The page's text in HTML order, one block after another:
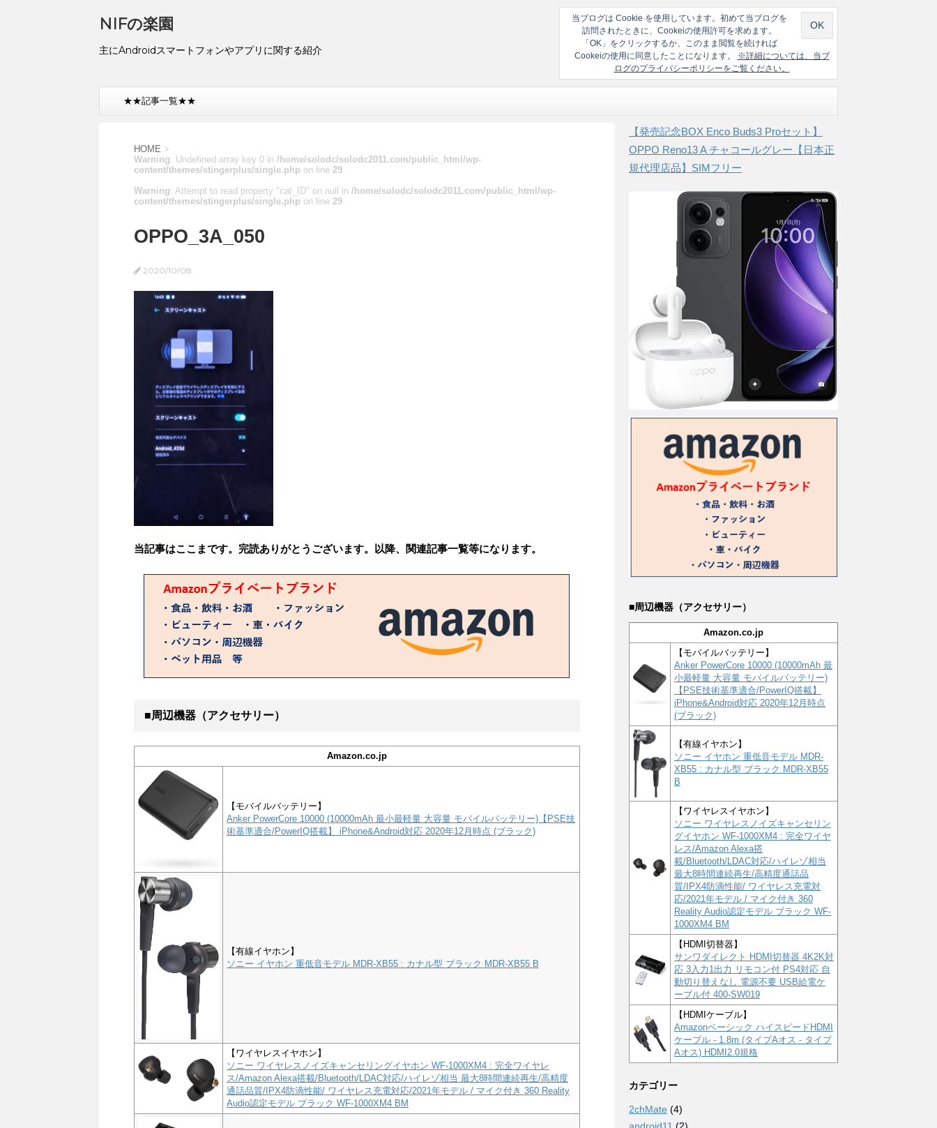
NIFの楽園
主にAndroidスマートフォンやアプリに関する紹介
当ブログは Cookie を使用しています。初めて当ブログを
訪問されたときに、Cookeiの使用許可を求めます。
「OK」をクリックするか、このまま閲覧を続ければ
Cookeiの使用に同意したことになります。
※詳細については、当ブ
ログのプライバシーポリシーをご覧ください。
★★記事一覧★★
HOME >
Warning: Undefined array key 0 in /home/solodc/solodc2011.com/public_html/wp-
content/themes/stingerplus/single.php on line 29
Warning: Attempt to read property "cat_ID" on null in /home/solodc/solodc2011.com/public_html/wp-
content/themes/stingerplus/single.php on line 29
OPPO_3A_050
2020/10/08
当記事はここまです。完読ありがとうございます。以降、関連記事一覧等になります。
■周辺機器（アクセサリー）
Amazon.co.jp
【モバイルバッテリー】
Anker PowerCore 10000 (10000mAh 最小最軽量 大容量 モバイルバッテリー)【PSE技
術基準適合/PowerIQ搭載】 iPhone&Android対応 2020年12月時点 (ブラック)
【有線イヤホン】
ソニー イヤホン 重低音モデル MDR-XB55 : カナル型 ブラック MDR-XB55 B
【ワイヤレスイヤホン】
ソニー ワイヤレスノイズキャンセリングイヤホン WF-1000XM4 : 完全ワイヤレ
ス/Amazon Alexa搭載/Bluetooth/LDAC対応/ハイレゾ相当 最大8時間連続再生/高精度
通話品質/IPX4防滴性能/ ワイヤレス充電対応/2021年モデル / マイク付き 360 Reality
Audio認定モデル ブラック WF-1000XM4 BM
【発売記念BOX Enco Buds3 Proセット】
OPPO Reno13 A チャコールグレー【日本正
規代理店品】SIMフリー
■周辺機器（アクセサリー）
Amazon.co.jp
【モバイルバッテリー】
Anker PowerCore 10000 (10000mAh 最
小最軽量 大容量 モバイルバッテリー)
【PSE技術基準適合/PowerIQ搭載】
iPhone&Android対応 2020年12月時点
(ブラック)
【有線イヤホン】
ソニー イヤホン 重低音モデル MDR-
XB55 : カナル型 ブラック MDR-XB55
B
【ワイヤレスイヤホン】
ソニー ワイヤレスノイズキャンセリン
グイヤホン WF-1000XM4 : 完全ワイヤ
レス/Amazon Alexa搭
載/Bluetooth/LDAC対応/ハイレゾ相当
最大8時間連続再生/高精度通話品
質/IPX4防滴性能/ ワイヤレス充電対
応/2021年モデル / マイク付き 360
Reality Audio認定モデル ブラック WF-
1000XM4 BM
【HDMI切替器】
サンワダイレクト HDMI切替器 4K2K対
応 3入力1出力 リモコン付 PS4対応 自
動切り替えなし 電源不要 USB給電ケ
ーブル付 400-SW019
【HDMIケーブル】
Amazonベーシック ハイスピードHDMI
ケーブル - 1.8m (タイプAオス - タイプ
Aオス) HDMI2.0規格
カテゴリー
2chMate (4)
android11 (2)